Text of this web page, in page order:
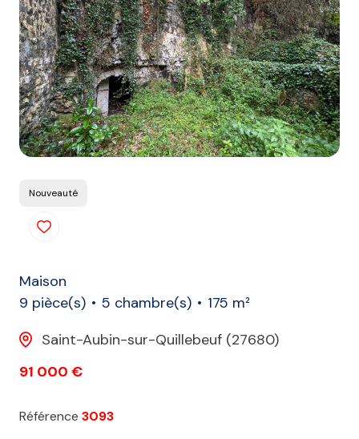
Nouveauté
Maison
9 pièce(s)
5 chambre(s)
175 m²
Saint-Aubin-sur-Quillebeuf (27680)
91 000 €
Référence 3093